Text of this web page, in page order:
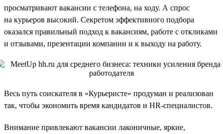
просматривают вакансии с телефона, на ходу. А спрос
на курьеров высокий. Секретом эффективного подбора
оказался правильный подход к вакансиям, работе с откликами
и отзывами, презентации компании и к выходу на работу.
Весь путь соискателя в «Курьеристе» продуман и реализован
так, чтобы экономить время кандидатов и HR-специалистов.
Внимание привлекают вакансии лаконичные, яркие,